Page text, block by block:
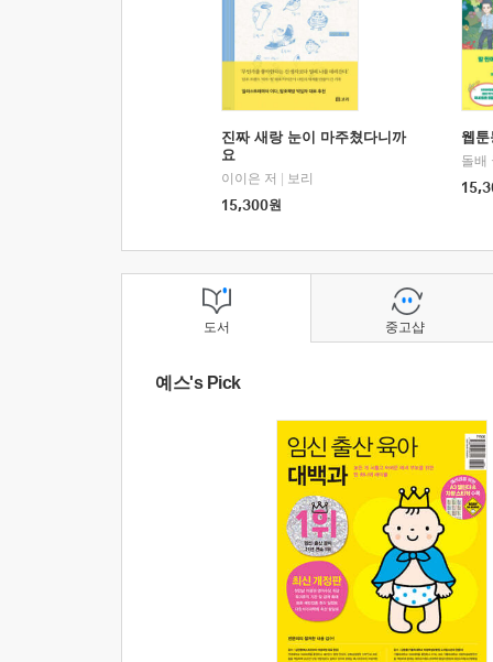
진짜 새랑 눈이 마주쳤다니까
요
이이은 저
보리
15,300원
웹
돌배
도서
예스's Pick
중고샵